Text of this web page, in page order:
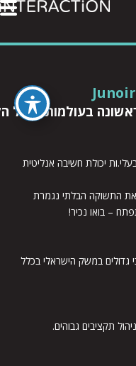
בעולמות ניהול
יכולת חשיבה אנליטית
את התשוקה הבלתי נגמרת
– בואו נכיר!
גדולים במשק הישראלי בכלל
תקציבים גבוהים.